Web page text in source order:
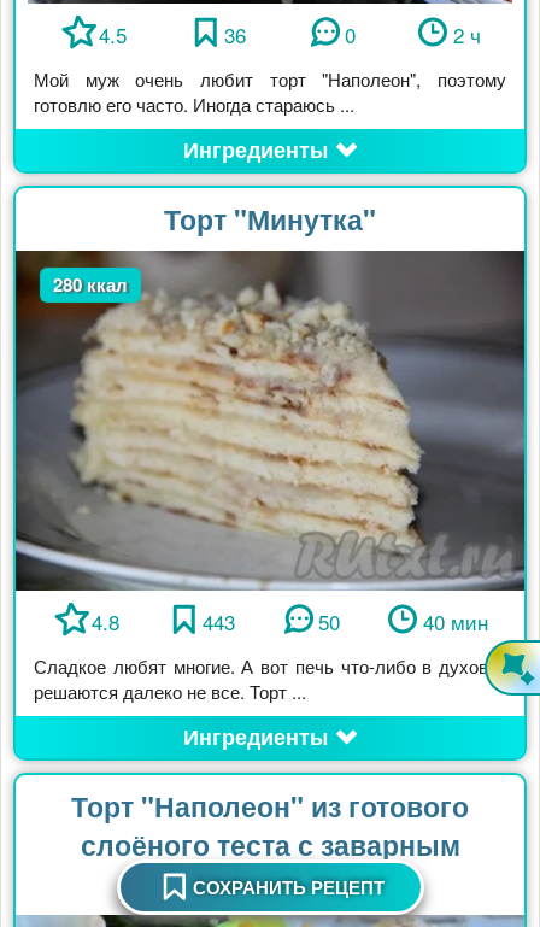
4.5 36 0 2 ч
Мой муж очень любит торт "Наполеон", поэтому
готовлю его часто. Иногда стараюсь ...
Ингредиенты
Торт "Минутка"
280 ккал
4.8 443 50 40 мин
Сладкое любят многие. А вот печь что-либо в духовке
решаются далеко не все. Торт ...
Ингредиенты
Торт "Наполеон" из готового
слоёного теста с заварным
кремом
СОХРАНИТЬ РЕЦЕПТ